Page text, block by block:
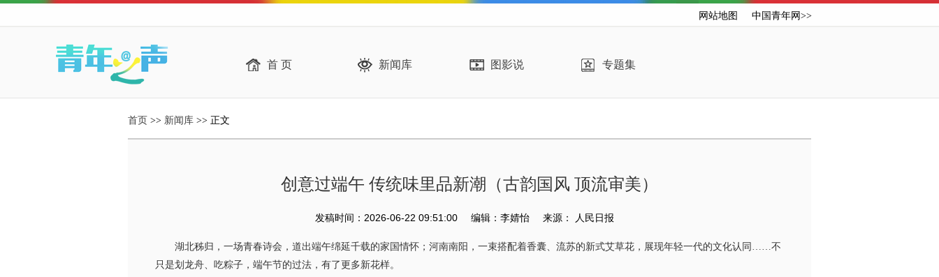
网站地图 中国青年网>>
首 页 新闻库 图影说 专题集
首页 >> 新闻库 >> 正文
创意过端午 传统味里品新潮（古韵国风 顶流审美）
发稿时间：2026-06-22 09:51:00 编辑：李婧怡 来源： 人民日报
湖北秭归，一场青春诗会，道出端午绵延千载的家国情怀；河南南阳，一束搭配着香囊、流苏的新式艾草花，展现年轻一代的文化认同……不
只是划龙舟、吃粽子，端午节的过法，有了更多新花样。